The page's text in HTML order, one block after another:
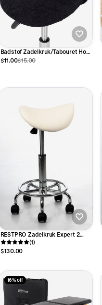
Badstof Zadelkruk/Tabouret Hoes
Zwart
$11.00$15.00
RESTPRO Zadelkruk Expert 2
Crème
(1)
$130.00
16% off